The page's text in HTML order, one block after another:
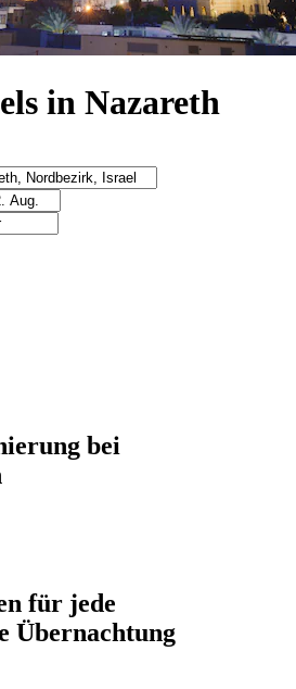
in Nazareth
bei
für jede
Übernachtung